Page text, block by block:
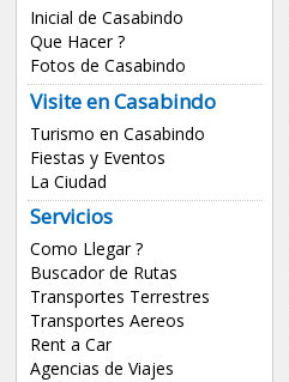
Inicial de Casabindo
Que Hacer ?
Fotos de Casabindo
Visite en Casabindo
Turismo en Casabindo
Fiestas y Eventos
La Ciudad
Servicios
Como Llegar ?
Buscador de Rutas
Transportes Terrestres
Transportes Aereos
Rent a Car
Agencias de Viajes